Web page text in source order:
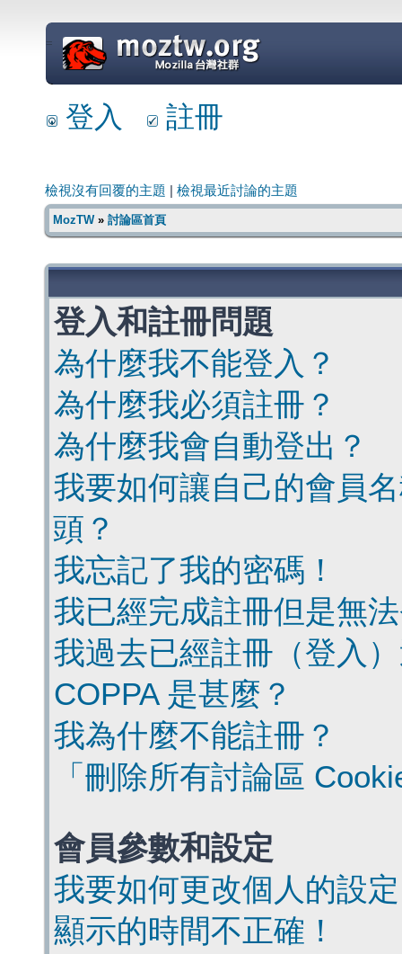
=
登入 註冊
檢視沒有回覆的主題 檢視最近討論的主題
MozTW» 討論區首頁
登入和註冊問題
為什麼我不能登入？
為什麼我必須註冊？
為什麼我會自動登出？
我要如何讓自己的會員
頭？
我忘記了我的密碼！
我已經完成註冊但是無
我過去已經註冊（登入
COPPA 是甚麼？
我為什麼不能註冊？
「刪除所有討論區
會員參數和設定
我要如何更改個人的設
顯示的時間不正確！